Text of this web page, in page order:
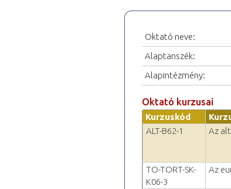
Oktató neve:
Alaptanszék:
Alapintézmény:
Oktató kurzusai
Kurzuskód
ALT-B62-1
Az
TO-TORT-SK-
K06-3
Az